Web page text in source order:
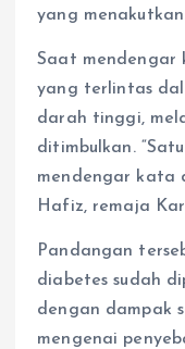
yang
Saat mendengar
yang terlintas
darah tinggi,
ditimbulkan.
mendengar kata
Hafiz, remaja
Pandangan
diabetes sudah
dengan dampak
mengenai